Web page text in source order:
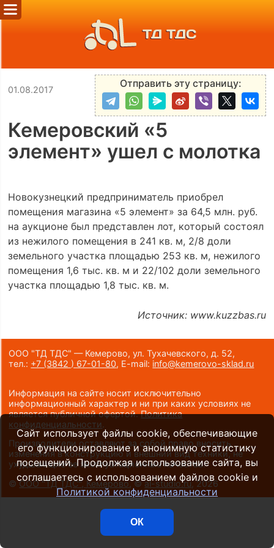
ТД ТДС
Отправить эту страницу:
01.08.2017
Кемеровский «5
элемент» ушел с молотка
Новокузнецкий предприниматель приобрел
помещения магазина «5 элемент» за 64,5 млн. руб.
на аукционе был представлен лот, который состоял
из нежилого помещения в 241 кв. м, 2/8 доли
земельного участка площадью 253 кв. м, нежилого
помещения 1,6 тыс. кв. м и 22/102 доли земельного
участка площадью 1,8 тыс. кв. м.
Источник: www.kuzzbas.ru
ООО "ТД ТДС" — Кемерово, ул. Тухачевского, д. 52,
тел.: +7 (3842 ) 67-01-80, E-mail: info@kemerovo-sklad.ru
Информация на сайте носит исключительно
информационный характер и ни при каких условиях не
является публичной офертой.Политика
конфиденциальности
Производители оставляют за собой право вносить
изменения в конструкцию и внешний вид техники, не
ухудшающие ее эксплуатационные качества.
©ООО "ТД ТДС", Кемерово, ©al-studio.ru, 2026
Сайт использует файлы cookie, обеспечивающие
его функционирование и анонимную статистику
посещений. Продолжая использование сайта, вы
соглашаетесь с использованием файлов cookie и
Политикой конфиденциальности
ОК